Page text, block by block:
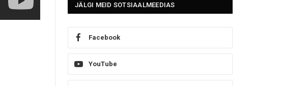
JÄLGI MEID SOTSIAALMEEDIAS
Facebook
YouTube